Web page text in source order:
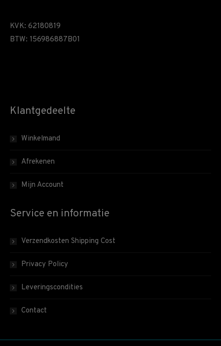
KVK: 62180819
BTW: 156986887B01
Klantgedeelte
Winkelmand
Afrekenen
Mijn Account
Service en informatie
Verzendkosten Shipping Cost
Privacy Policy
Leveringscondities
Contact